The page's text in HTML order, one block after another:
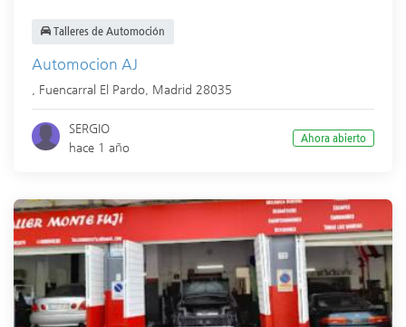
Talleres de Automoción
Automocion AJ
Fuencarral El Pardo Madrid 28035
SERGIO
hace 1 año
Ahora abierto